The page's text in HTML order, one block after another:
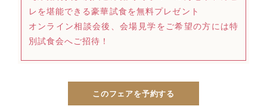
レを堪能できる豪華試食を無料プレゼント
オンライン相談会後、会場見学をご希望の方には特
別試食会へご招待！
このフェアを予約する